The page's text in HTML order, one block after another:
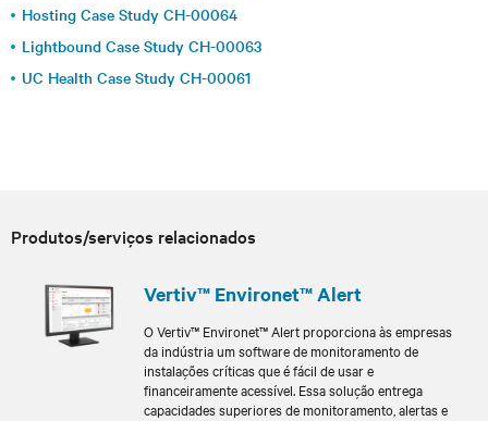
Hosting Case Study CH-00064
Lightbound Case Study CH-00063
UC Health Case Study CH-00061
Produtos/serviços relacionados
Vertiv™ Environet™ Alert
O Vertiv™ Environet™ Alert proporciona às empresas
da indústria um software de monitoramento de
instalações críticas que é fácil de usar e
financeiramente acessível. Essa solução entrega
capacidades superiores de monitoramento, alertas e